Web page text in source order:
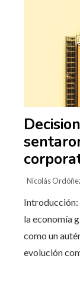
Nicolás
Introducción:
la economía
como un
evolución